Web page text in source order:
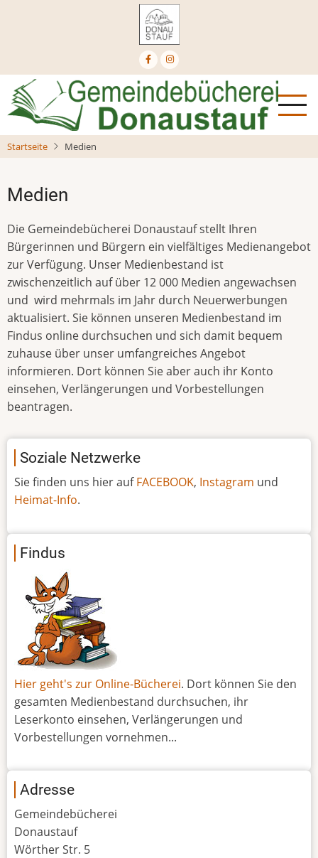
Startseite Medien
Medien
Die Gemeindebücherei Donaustauf stellt Ihren
Bürgerinnen und Bürgern ein vielfältiges Medienangebot
zur Verfügung. Unser Medienbestand ist
zwischenzeitlich auf über 12 000 Medien angewachsen
und wird mehrmals im Jahr durch Neuerwerbungen
aktualisiert. Sie können unseren Medienbestand im
Findus online durchsuchen und sich damit bequem
zuhause über unser umfangreiches Angebot
informieren. Dort können Sie aber auch ihr Konto
einsehen, Verlängerungen und Vorbestellungen
beantragen.
Soziale Netzwerke
Sie finden uns hier aufFACEBOOK, Instagram und
Heimat-Info.
Findus
Hier geht's zur Online-Bücherei. Dort können Sie den
gesamten Medienbestand durchsuchen, ihr
Leserkonto einsehen, Verlängerungen und
Vorbestellungen vornehmen...
Adresse
Gemeindebücherei
Donaustauf
Wörther Str. 5